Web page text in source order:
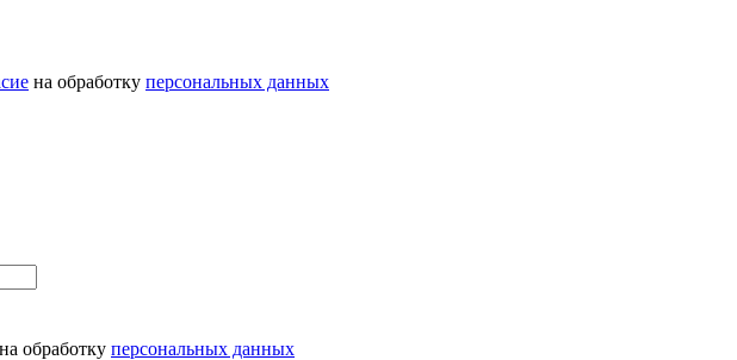
на обработку персональных данных
на обработку персональных данных